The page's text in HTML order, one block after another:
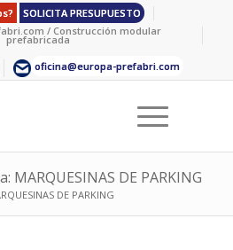
SOLICITA PRESUPUESTO
/ Construcción modular
prefabricada
oficina@europa-prefabri.com
MARQUESINAS DE PARKING
DE PARKING